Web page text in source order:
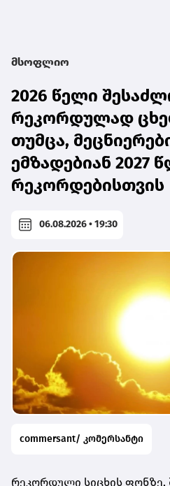
მსოფლიო
2026 წელი
რეკორდულად
თუმცა,
ემზადებიან 2027
რეკორდებისთვის
06.08.2026 • 19:30
commersant/ კომერსანტი
რეკორდული სიცხის ფონზე,